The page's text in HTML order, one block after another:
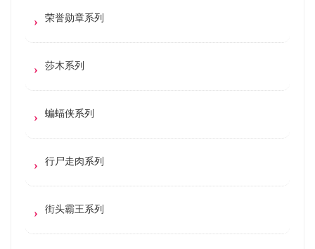
荣誉勋章系列
莎木系列
蝙蝠侠系列
行尸走肉系列
街头霸王系列